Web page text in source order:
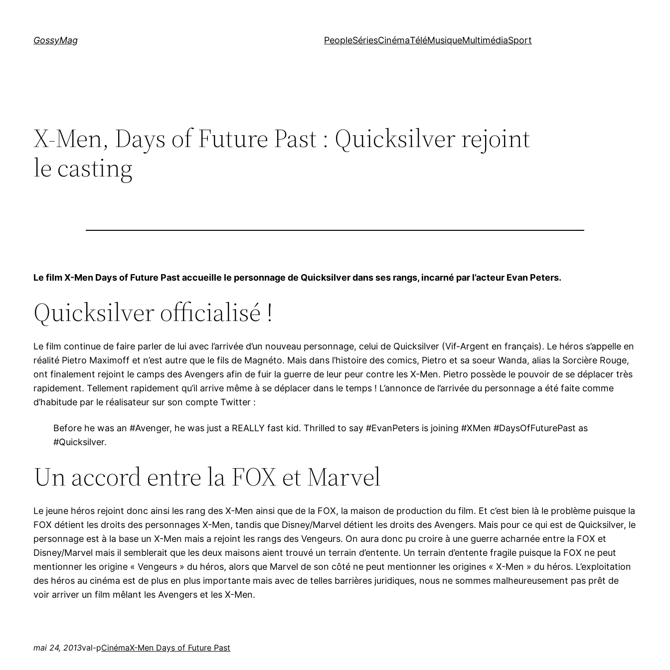
GossyMag PeopleSériesCinémaTéléMusiqueMultimédiaSport
X-Men, Days of Future Past : Quicksilver rejoint
le casting
Le film X-Men Days of Future Past accueille le personnage de Quicksilver dans ses rangs, incarné par l’acteur Evan Peters.
Quicksilver officialisé !
Le film continue de faire parler de lui avec l’arrivée d’un nouveau personnage, celui de Quicksilver (Vif-Argent en français). Le héros s’appelle en
réalité Pietro Maximoff et n’est autre que le fils de Magnéto. Mais dans l’histoire des comics, Pietro et sa soeur Wanda, alias la Sorcière Rouge,
ont finalement rejoint le camps des Avengers afin de fuir la guerre de leur peur contre les X-Men. Pietro possède le pouvoir de se déplacer très
rapidement. Tellement rapidement qu’il arrive même à se déplacer dans le temps ! L’annonce de l’arrivée du personnage a été faite comme
d’habitude par le réalisateur sur son compte Twitter :
Before he was an #Avenger, he was just a REALLY fast kid. Thrilled to say #EvanPeters is joining #XMen #DaysOfFuturePast as
#Quicksilver.
Un accord entre la FOX et Marvel
Le jeune héros rejoint donc ainsi les rang des X-Men ainsi que de la FOX, la maison de production du film. Et c’est bien là le problème puisque la
FOX détient les droits des personnages X-Men, tandis que Disney/Marvel détient les droits des Avengers. Mais pour ce qui est de Quicksilver, le
personnage est à la base un X-Men mais a rejoint les rangs des Vengeurs. On aura donc pu croire à une guerre acharnée entre la FOX et
Disney/Marvel mais il semblerait que les deux maisons aient trouvé un terrain d’entente. Un terrain d’entente fragile puisque la FOX ne peut
mentionner les origine « Vengeurs » du héros, alors que Marvel de son côté ne peut mentionner les origines « X-Men » du héros. L’exploitation
des héros au cinéma est de plus en plus importante mais avec de telles barrières juridiques, nous ne sommes malheureusement pas prêt de
voir arriver un film mêlant les Avengers et les X-Men.
mai 24, 2013val-pCinémaX-Men Days of Future Past